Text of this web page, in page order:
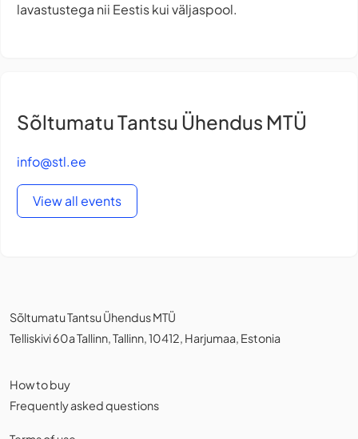
lavastustega nii Eestis kui väljaspool.
Sõltumatu Tantsu Ühendus MTÜ
info@stl.ee
View all events
Sõltumatu Tantsu Ühendus MTÜ
Telliskivi 60a Tallinn, Tallinn, 10412, Harjumaa, Estonia
How to buy
Frequently asked questions